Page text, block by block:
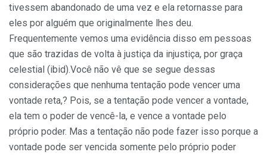
tivessem abandonado de uma vez e ela retornasse para
eles por alguém que originalmente lhes deu.
Frequentemente vemos uma evidência disso em pessoas
que são trazidas de volta à justiça da injustiça, por graça
celestial (ibid).Você não vê que se segue dessas
considerações que nenhuma tentação pode vencer uma
vontade reta,? Pois, se a tentação pode vencer a vontade,
ela tem o poder de vencê-la, e vence a vontade pelo
próprio poder. Mas a tentação não pode fazer isso porque a
vontade pode ser vencida somente pelo próprio poder